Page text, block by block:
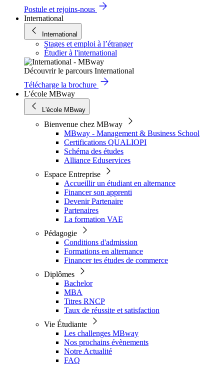
Postule et rejoins-nous
International
International
Stages et emploi à l’étranger
Étudier à l'international
Découvrir le parcours International
Télécharge la brochure
L'école MBway
L'école MBway
Bienvenue chez MBway
MBway - Management & Business School
Certifications QUALIOPI
Schéma des études
Alliance Eduservices
Espace Entreprise
Accueillir un étudiant en alternance
Financer son apprenti
Devenir Partenaire
Partenaires
La formation VAE
Pédagogie
Conditions d'admission
Formations en alternance
Financer tes études de commerce
Diplômes
Bachelor
MBA
Titres RNCP
Taux de réussite et satisfaction
Vie Étudiante
Les challenges MBway
Nos prochains évènements
Notre Actualité
FAQ